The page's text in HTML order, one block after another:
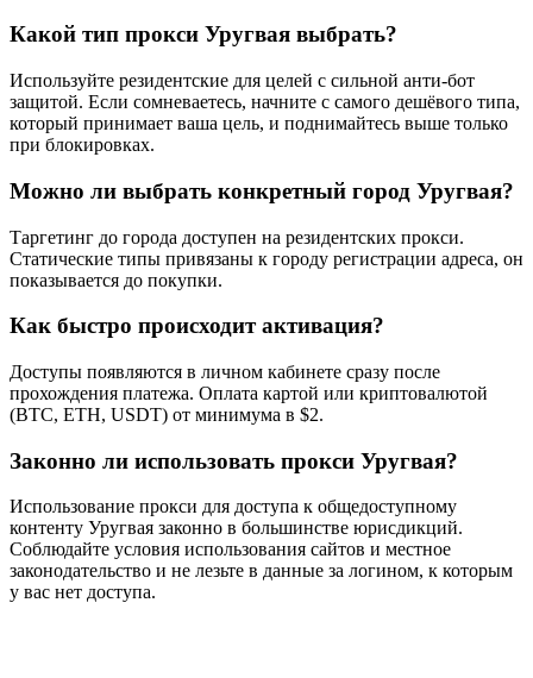
Какой тип прокси Уругвая выбрать?
Используйте резидентские для целей с сильной анти-бот
защитой. Если сомневаетесь, начните с самого дешёвого типа,
который принимает ваша цель, и поднимайтесь выше только
при блокировках.
Можно ли выбрать конкретный город Уругвая?
Таргетинг до города доступен на резидентских прокси.
Статические типы привязаны к городу регистрации адреса, он
показывается до покупки.
Как быстро происходит активация?
Доступы появляются в личном кабинете сразу после
прохождения платежа. Оплата картой или криптовалютой
(BTC, ETH, USDT) от минимума в $2.
Законно ли использовать прокси Уругвая?
Использование прокси для доступа к общедоступному
контенту Уругвая законно в большинстве юрисдикций.
Соблюдайте условия использования сайтов и местное
законодательство и не лезьте в данные за логином, к которым
у вас нет доступа.